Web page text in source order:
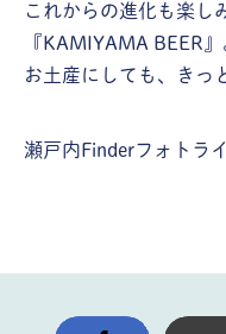
これからの進化も楽し
『KAMIYAMA BEER
お土産にしても、きっ
瀬戸内Finderフォトラ